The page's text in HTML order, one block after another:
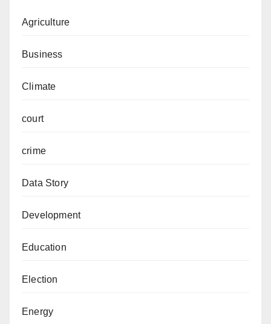
Agriculture
Business
Climate
court
crime
Data Story
Development
Education
Election
Energy